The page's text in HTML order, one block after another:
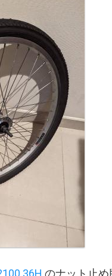
36H のナット止め